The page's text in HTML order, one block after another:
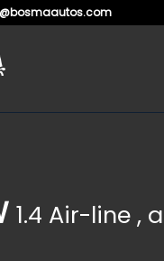
1.4 Air-line ,